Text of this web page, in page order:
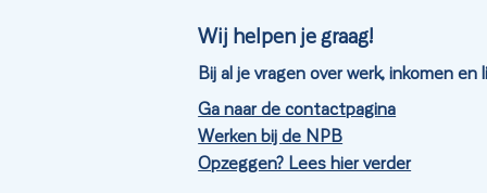
Wij helpen je graag!
Bij al je vragen over werk, inkomen en
Ga naar de contactpagina
Werken bij de NPB
Opzeggen? Lees hier verder